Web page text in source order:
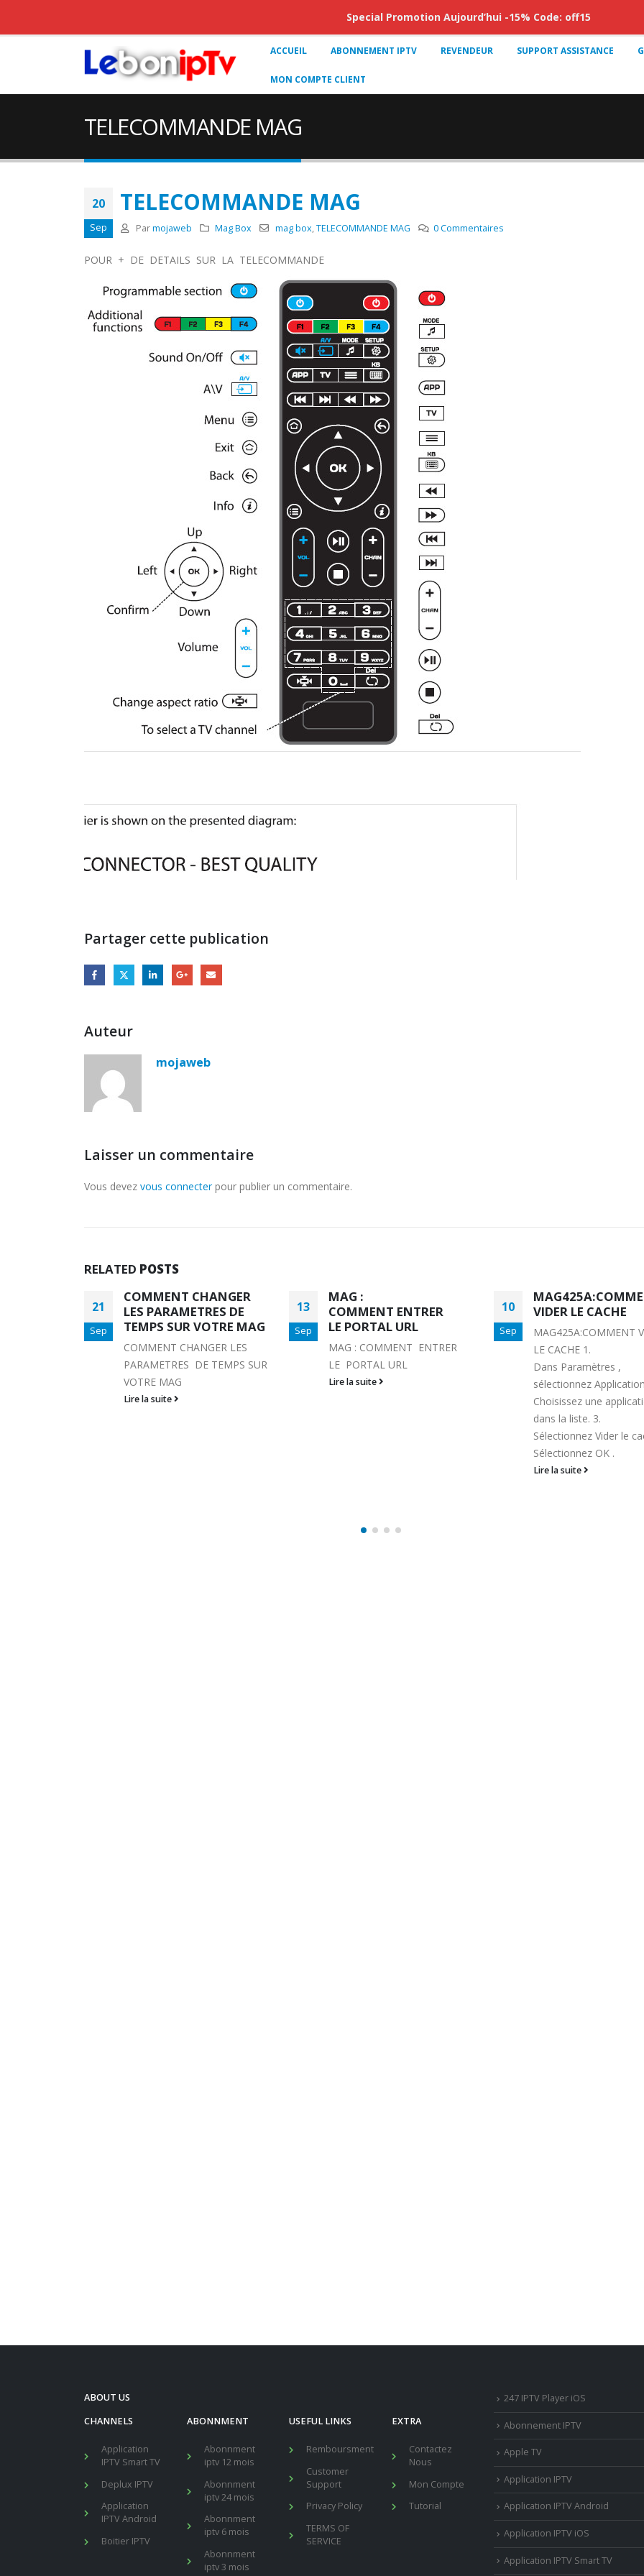
ACCUEIL ABONNEMENT IPTV REVENDEUR SUPPORT ASSISTANCE
MON COMPTE CLIENT
TELECOMMANDE MAG
20
Sep
TELECOMMANDE MAG
Par mojaweb Mag Box mag box,TELECOMMANDE MAG 0 Commentaires
POUR + DE DETAILS SUR LA TELECOMMANDE
Partager cette publication
Auteur
mojaweb
Laisser un commentaire
Vous devez vous connecterpour publier un commentaire.
RELATED POSTS
13
Sep
MAG :
COMMENT ENTRER
LE PORTAL URL
MAG : COMMENT ENTRER
LE PORTAL URL
Lire la suite
10
Sep
MAG425A:COMMENT
VIDER LE CACHE
MAG425A:COMMENT VIDER
LE CACHE 1.
Dans Paramètres ,
sélectionnez Applications . 2.
21
Sep
COMMENT
TRANSFORMER
BOX ANDROID EN
!!!
COMMENT
VOTRE BOX ANDROID
MAG !!! ASSISTANCE EN
LIGNE Decodeurs
sont pas
dédiés à l'...
Lire la suite
ABOUT US
CHANNELS
Application
IPTV Smart TV
Deplux IPTV
Application
IPTV Android
Boitier IPTV
ABONNMENT
Abonnment
iptv 12 mois
Abonnment
iptv 24 mois
Abonnment
iptv 6 mois
Abonnment
iptv 3 mois
USEFUL LINKS
Remboursment
Customer
Support
Privacy Policy
TERMS OF
SERVICE
EXTRA
Contactez
Nous
Mon Compte
Tutorial
247 IPTV Player iOS
Abonnement IPTV
Apple TV
Application IPTV
Application IPTV Android
Application IPTV iOS
Application IPTV Smart TV
Special Promotion Aujourd’hui -15% Code: off15